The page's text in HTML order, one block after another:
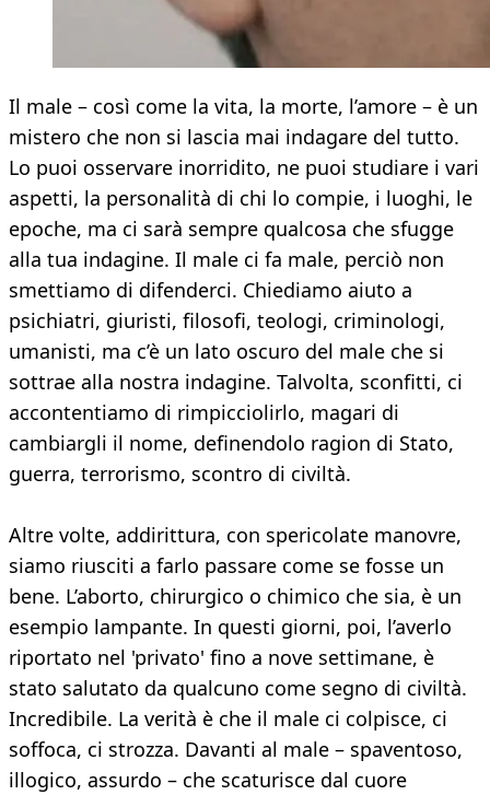
Il male – così come la vita, la morte, l’amore – è un
mistero che non si lascia mai indagare del tutto.
Lo puoi osservare inorridito, ne puoi studiare i vari
aspetti, la personalità di chi lo compie, i luoghi, le
epoche, ma ci sarà sempre qualcosa che sfugge
alla tua indagine. Il male ci fa male, perciò non
smettiamo di difenderci. Chiediamo aiuto a
psichiatri, giuristi, filosofi, teologi, criminologi,
umanisti, ma c’è un lato oscuro del male che si
sottrae alla nostra indagine. Talvolta, sconfitti, ci
accontentiamo di rimpicciolirlo, magari di
cambiargli il nome, definendolo ragion di Stato,
guerra, terrorismo, scontro di civiltà.
Altre volte, addirittura, con spericolate manovre,
siamo riusciti a farlo passare come se fosse un
bene. L’aborto, chirurgico o chimico che sia, è un
esempio lampante. In questi giorni, poi, l’averlo
riportato nel 'privato' fino a nove settimane, è
stato salutato da qualcuno come segno di civiltà.
Incredibile. La verità è che il male ci colpisce, ci
soffoca, ci strozza. Davanti al male – spaventoso,
illogico, assurdo – che scaturisce dal cuore